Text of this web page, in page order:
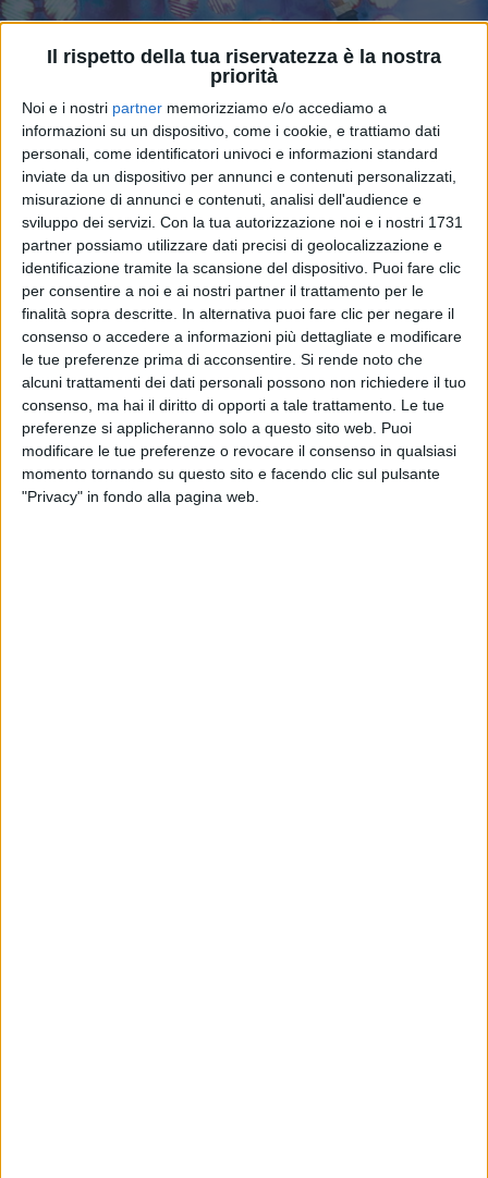
Il rispetto della tua riservatezza è la nostra
priorità
Noi e i nostri partner memorizziamo e/o accediamo a
informazioni su un dispositivo, come i cookie, e trattiamo dati
personali, come identificatori univoci e informazioni standard
inviate da un dispositivo per annunci e contenuti personalizzati,
misurazione di annunci e contenuti, analisi dell'audience e
sviluppo dei servizi. Con la tua autorizzazione noi e i nostri 1731
partner possiamo utilizzare dati precisi di geolocalizzazione e
identificazione tramite la scansione del dispositivo. Puoi fare clic
per consentire a noi e ai nostri partner il trattamento per le
finalità sopra descritte. In alternativa puoi fare clic per negare il
consenso o accedere a informazioni più dettagliate e modificare
le tue preferenze prima di acconsentire. Si rende noto che
alcuni trattamenti dei dati personali possono non richiedere il tuo
consenso, ma hai il diritto di opporti a tale trattamento. Le tue
preferenze si applicheranno solo a questo sito web. Puoi
modificare le tue preferenze o revocare il consenso in qualsiasi
momento tornando su questo sito e facendo clic sul pulsante
"Privacy" in fondo alla pagina web.
Irene Grandi - In Vacanza Da Una Vita
(Radio Italia Live 13^ Stagione)